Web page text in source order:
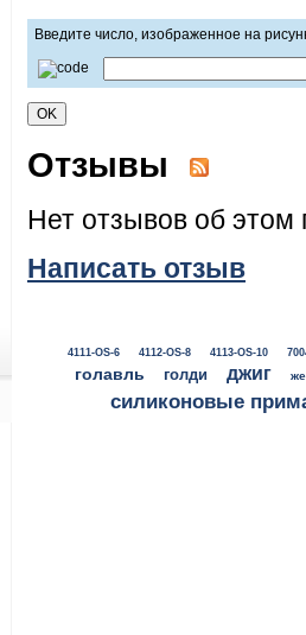
Введите число, изображенное на
Отзывы
Нет отзывов об этом
Написать отзыв
4111-OS-6 4112-OS-8 4113-OS-10
голавль голди джиг
силиконовые